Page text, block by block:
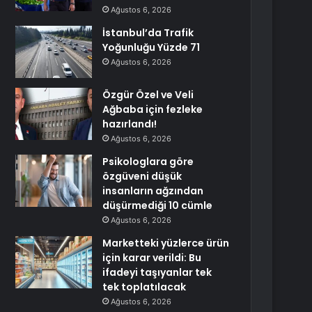
Ağustos 6, 2026
İstanbul’da Trafik
Yoğunluğu Yüzde 71
Ağustos 6, 2026
Özgür Özel ve Veli
Ağbaba için fezleke
hazırlandı!
Ağustos 6, 2026
Psikologlara göre
özgüveni düşük
insanların ağzından
düşürmediği 10 cümle
Ağustos 6, 2026
Marketteki yüzlerce ürün
için karar verildi: Bu
ifadeyi taşıyanlar tek
tek toplatılacak
Ağustos 6, 2026